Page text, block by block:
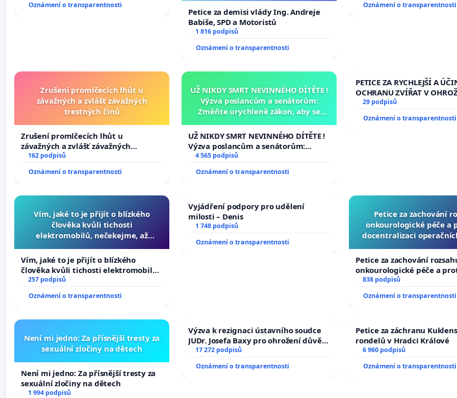
Oznámení o transparentnosti
Petice za demisi vlády Ing. Andreje
Babiše, SPD a Motoristů
1 816 podpisů
Oznámení o transparentnosti
Oznámení o transparentnosti
Zrušení promlčecích lhůt u
závažných a zvlášť závažných
trestných činů
Zrušení promlčecích lhůt u
závažných a zvlášť závažných
trestných činů
162 podpisů
Oznámení o transparentnosti
UŽ NIKDY SMRT NEVINNÉHO DÍTĚTE !
Výzva poslancům a senátorům:
Změňte urychleně zákon, aby se
opakovat!
UŽ NIKDY SMRT NEVINNÉHO DÍTĚTE !
Výzva poslancům a senátorům:
Změňte urychleně zákon, aby se
tragédie malé Viktorky už nemohla
opakovat!
4 565 podpisů
Oznámení o transparentnosti
PETICE ZA RYCHLEJŠÍ A
OCHRANU ZVÍŘAT V
29 podpisů
Oznámení o transparentnosti
Vím, jaké to je přijít o blízkého
člověka kvůli tichosti
elektromobilů, nečekejme, až
auta!
Vím, jaké to je přijít o blízkého
člověka kvůli tichosti elektromobilů,
nečekejme, až přibydou další,
zaveďme slyšitelná auta!
257 podpisů
Oznámení o transparentnosti
Vyjádření podpory pro udělení
milosti – Denis
1 748 podpisů
Oznámení o transparentnosti
Petice za zachování
onkourologické péče a
docentralizaci
Petice za zachování
onkourologické péče a
docentralizaci operačních
838 podpisů
Oznámení o transparentnosti
Není mi jedno: Za přísnější tresty za
sexuální zločiny na dětech
Není mi jedno: Za přísnější tresty za
sexuální zločiny na dětech
1 994 podpisů
Výzva k rezignaci ústavního soudce
JUDr. Josefa Baxy pro ohrožení důvěry
ve spravedlivý proces
17 272 podpisů
Oznámení o transparentnosti
Petice za záchranu
rondelů v Hradci Králové
6 960 podpisů
Oznámení o transparentnosti